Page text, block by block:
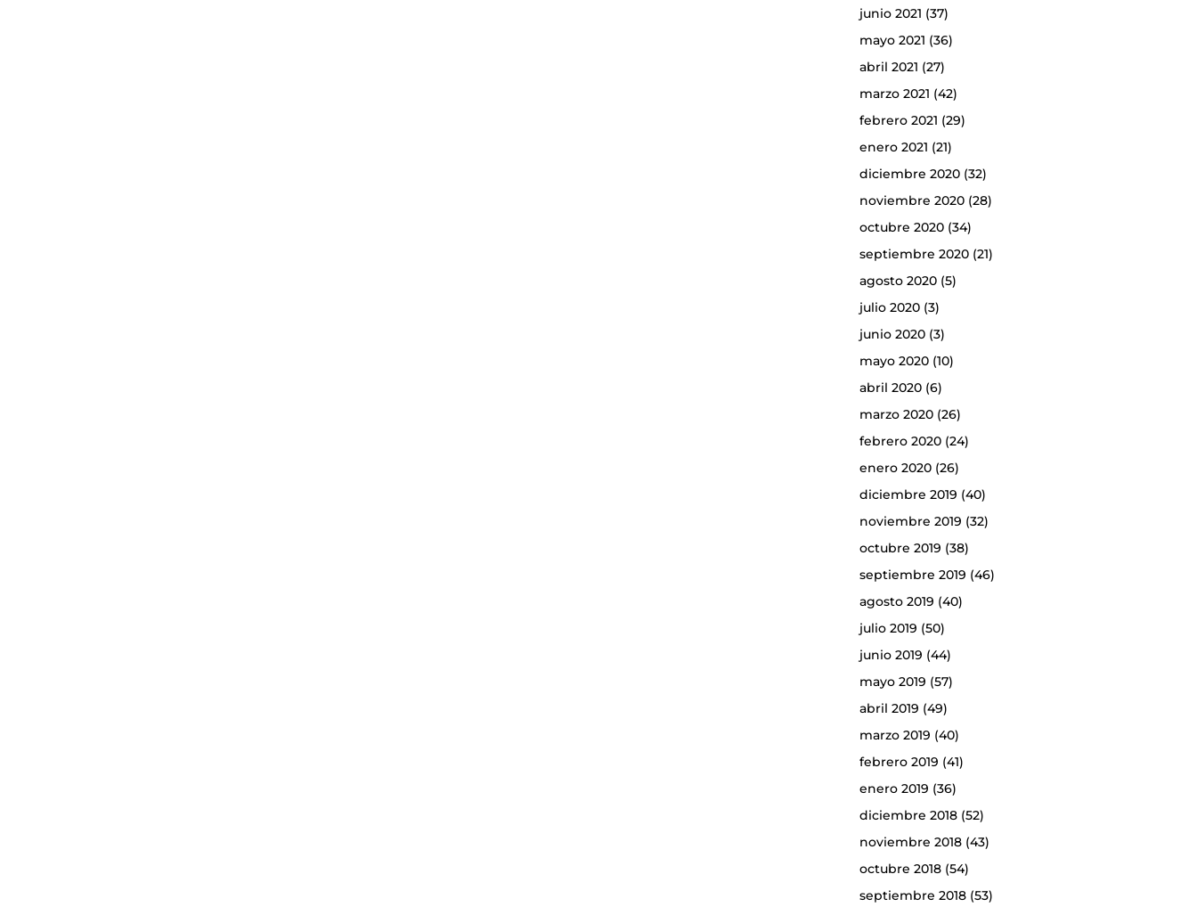
junio 2021 (37)
mayo 2021 (36)
abril 2021 (27)
marzo 2021 (42)
febrero 2021 (29)
enero 2021 (21)
diciembre 2020(32)
noviembre 2020(28)
octubre 2020(34)
septiembre 2020(21)
agosto 2020(5)
julio 2020(3)
junio 2020(3)
mayo 2020(10)
abril 2020(6)
marzo 2020(26)
febrero 2020(24)
enero 2020(26)
diciembre 2019 (40)
noviembre 2019 (32)
octubre 2019 (38)
septiembre 2019 (46)
agosto 2019 (40)
julio 2019 (50)
junio 2019 (44)
mayo 2019 (57)
abril 2019 (49)
marzo 2019 (40)
febrero 2019 (41)
enero 2019 (36)
diciembre 2018(52)
noviembre 2018(43)
octubre 2018(54)
septiembre 2018(53)